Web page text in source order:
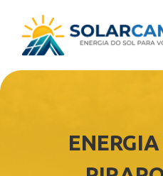
conteúdo